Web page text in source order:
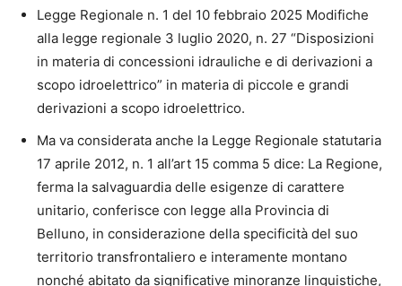
Legge Regionale n. 1 del 10 febbraio 2025 Modifiche
alla legge regionale 3 luglio 2020, n. 27 “Disposizioni
in materia di concessioni idrauliche e di derivazioni a
scopo idroelettrico” in materia di piccole e grandi
derivazioni a scopo idroelettrico.
Ma va considerata anche la Legge Regionale statutaria
17 aprile 2012, n. 1 all’art 15 comma 5 dice: La Regione,
ferma la salvaguardia delle esigenze di carattere
unitario, conferisce con legge alla Provincia di
Belluno, in considerazione della specificità del suo
territorio transfrontaliero e interamente montano
nonché abitato da significative minoranze linguistiche,